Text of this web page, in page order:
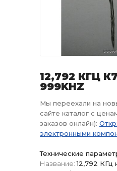
12,792 КГЦ
999KHZ
Мы переехали на
сайте каталог с
заказов онлайн):
электронными
Технические
Название: 12,792 КГц